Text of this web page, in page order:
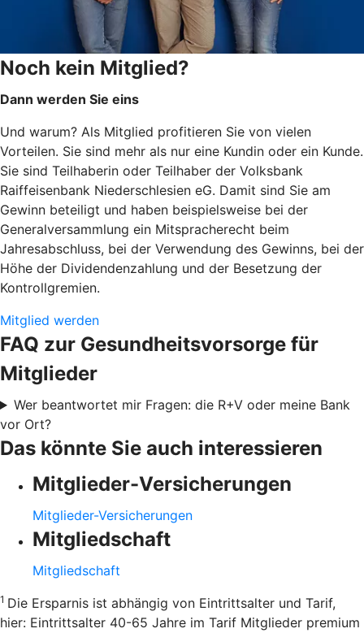
Noch kein Mitglied?
Dann werden Sie eins
Und warum? Als Mitglied profitieren Sie von vielen
Vorteilen. Sie sind mehr als nur eine Kundin oder ein Kunde.
Sie sind Teilhaberin oder Teilhaber der Volksbank
Raiffeisenbank Niederschlesien eG. Damit sind Sie am
Gewinn beteiligt und haben beispielsweise bei der
Generalversammlung ein Mitspracherecht beim
Jahresabschluss, bei der Verwendung des Gewinns, bei der
Höhe der Dividendenzahlung und der Besetzung der
Kontrollgremien.
Mitglied werden
FAQ zur Gesundheitsvorsorge für
Mitglieder
Wer beantwortet mir Fragen: die R+V oder meine Bank
vor Ort?
Das könnte Sie auch interessieren
Mitglieder-Versicherungen
Mitglieder-Versicherungen
Mitgliedschaft
Mitgliedschaft
1 Die Ersparnis ist abhängig von Eintrittsalter und Tarif,
hier: Eintrittsalter 40-65 Jahre im Tarif Mitglieder premium